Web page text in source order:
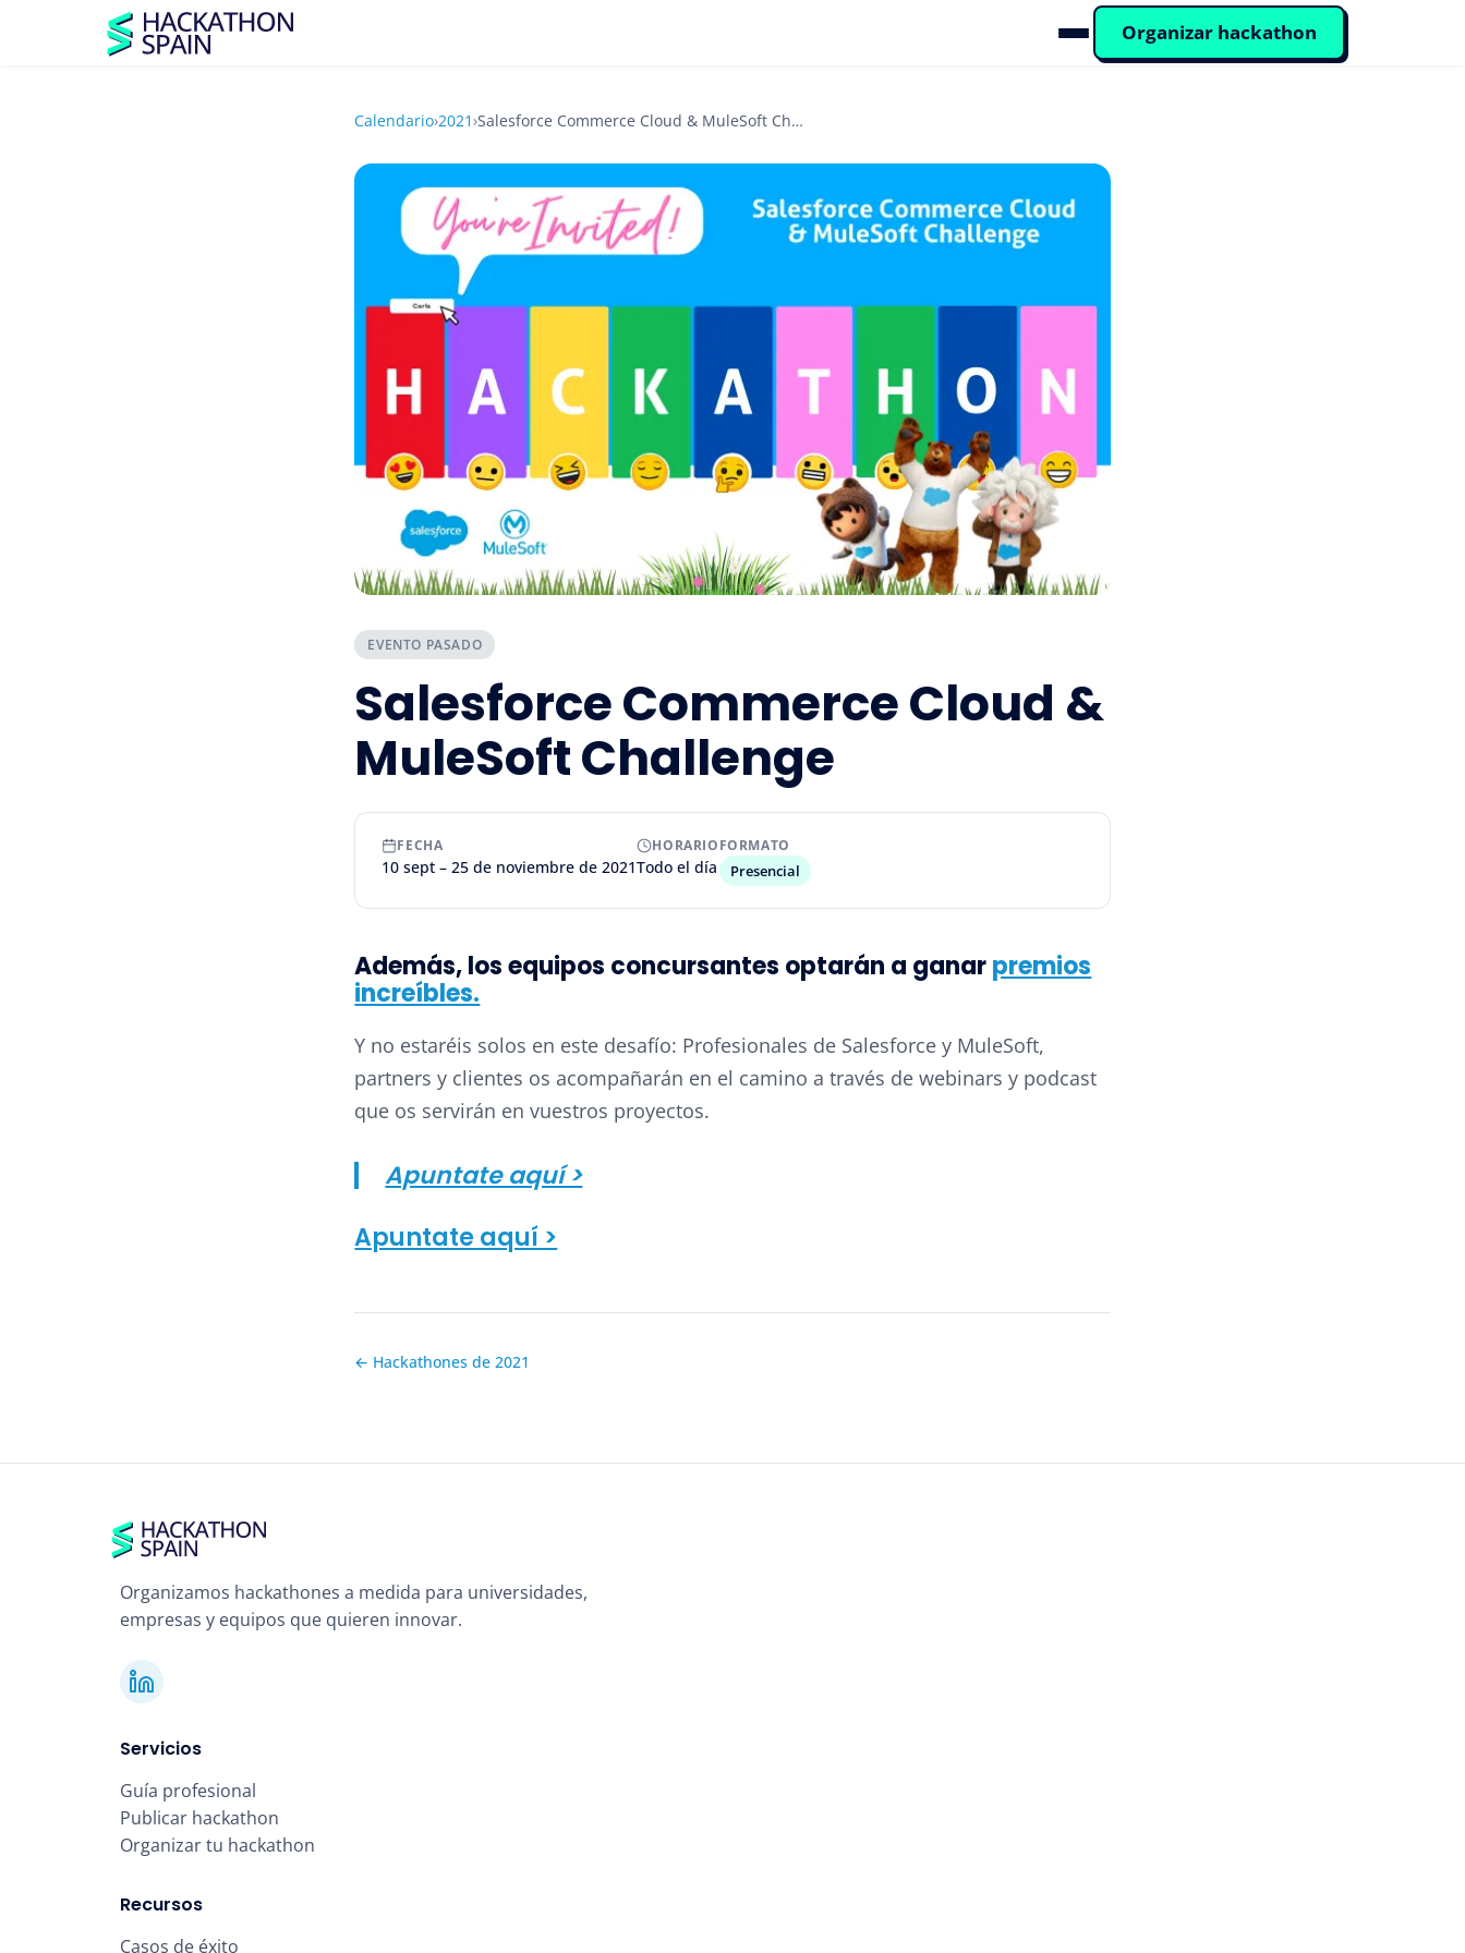
Organizar hackathon
Calendario›2021› Salesforce Commerce Cloud & MuleSoft Challenge
EVENTO PASADO
Salesforce Commerce Cloud &
MuleSoft Challenge
FECHA
10 sept – 25 de noviembre de 2021
HORARIO
Todo el día
FORMATO
Presencial
Además, los equipos concursantes optarán a ganarpremios
increíbles.
Y no estaréis solos en este desafío: Profesionales de Salesforce y MuleSoft,
partners y clientes os acompañarán en el camino a través de webinars y podcast
que os servirán en vuestros proyectos.
Apuntate aquí >
Apuntate aquí >
← Hackathones de 2021
Organizamos hackathones a medida para universidades,
empresas y equipos que quieren innovar.
Servicios
Guía profesional
Publicar hackathon
Organizar tu hackathon
Recursos
Casos de éxito